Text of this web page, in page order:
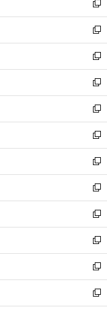
く
で
開
く
ド
ウ
で
開
く
ィ
ン
ド
ウ
で
開
く
新
し
い
ウ
ィ
ン
ド
ウ
で
開
く
新
し
い
ウ
ィ
ン
ド
ウ
で
開
く
新
し
い
ウ
ィ
ン
ド
ウ
で
開
く
新
し
い
ウ
ィ
ン
ド
ウ
で
開
く
新
し
い
ウ
ィ
ン
ド
ウ
で
開
く
新
し
い
ウ
ィ
ン
ド
ウ
で
開
く
新
し
い
ウ
ィ
ン
ド
ウ
で
開
く
新
し
い
ウ
ィ
ン
ド
ウ
で
開
新
し
い
ウ
ィ
ン
ド
ウ
新
し
い
ウ
ィ
ン
新
し
い
ウ
新
し